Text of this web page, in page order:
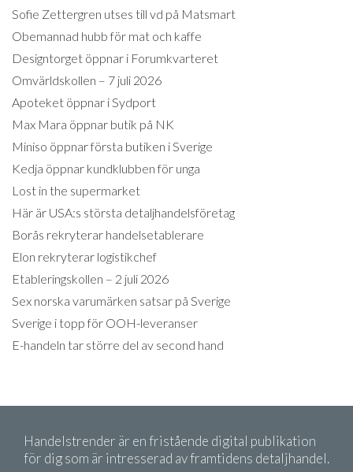
Sofie Zettergren utses till vd på Matsmart
Obemannad hubb för mat och kaffe
Designtorget öppnar i Forumkvarteret
Omvärldskollen – 7 juli 2026
Apoteket öppnar i Sydport
Max Mara öppnar butik på NK
Miniso öppnar första butiken i Sverige
Kedja öppnar kundklubben för unga
Lost in the supermarket
Här är USA:s största detaljhandelsföretag
Borås rekryterar handelsetablerare
Elon rekryterar logistikchef
Etableringskollen – 2 juli 2026
Sex norska varumärken satsar på Sverige
Sverige i topp för OOH-leveranser
E-handeln tar större del av second hand
Handelstrender är en fristående digital publikation
för dig som är intresserad av framtidens detaljhandel.